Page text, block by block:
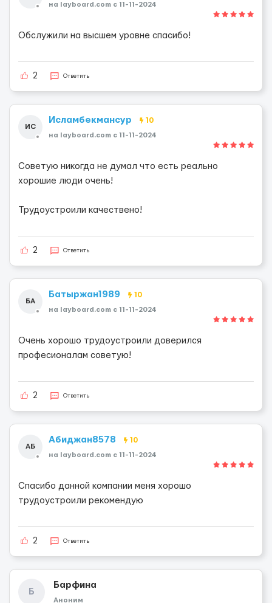
на layboard.com c 11-11-2024
Обслужили на высшем уровне спасибо!
2 Ответить
ИС
Исламбекмансур 10
на layboard.com c 11-11-2024
Советую никогда не думал что есть реально
хорошие люди очень!
Трудоустроили качествено!
2 Ответить
БА
Батыржан1989 10
на layboard.com c 11-11-2024
Очень хорошо трудоустроили доверился
професионалам советую!
2 Ответить
АБ
Абиджан8578 10
на layboard.com c 11-11-2024
Спасибо данной компании меня хорошо
трудоустроили рекомендую
2 Ответить
Б
Барфина
Аноним